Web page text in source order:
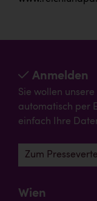
Anmelden
Sie wollen
automatisch per
einfach Ihre
Zum
Wien